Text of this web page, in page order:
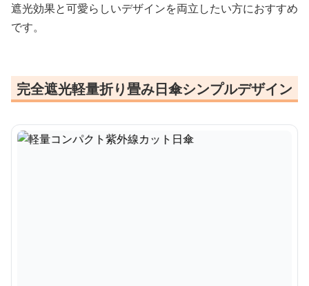
遮光効果と可愛らしいデザインを両立したい方におすすめ
です。
完全遮光軽量折り畳み日傘シンプルデザイン